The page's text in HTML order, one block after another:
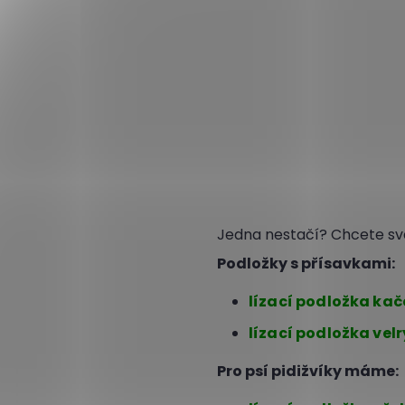
Jedna nestačí? Chcete
Podložky s přísavkami:
lízací podložka
lízací podložka
Pro psí pidižvíky máme: